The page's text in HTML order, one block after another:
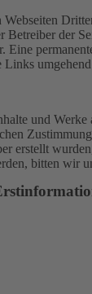
Betreiber der
Eine
und
erstellt
bitten wir